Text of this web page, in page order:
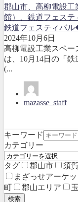
郡山市、高柳電設工
館）、鉄道フェステ
鉄道フェスティバ
2024年10月6日
高柳電設工業スペー
は、10月14日の「鉄
(...
mazasse_staff
キーワード
カテゴリー
タグ 郡山市 須
まざっせアーケッ
町
郡山エリア
検索